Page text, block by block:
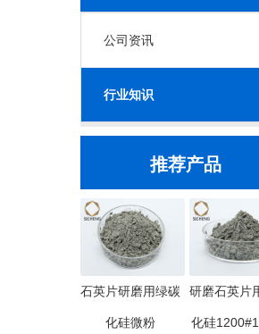
公司资讯
行业知识
推荐产品
石英片研磨用绿碳
化硅微粉
研磨石英片
化硅